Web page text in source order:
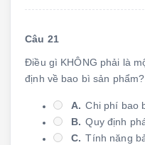
Câu 21
Điều gì KHÔNG phải là
định về bao bì sản phẩm?
A. Chi phí bao
B. Quy định
C. Tính năng